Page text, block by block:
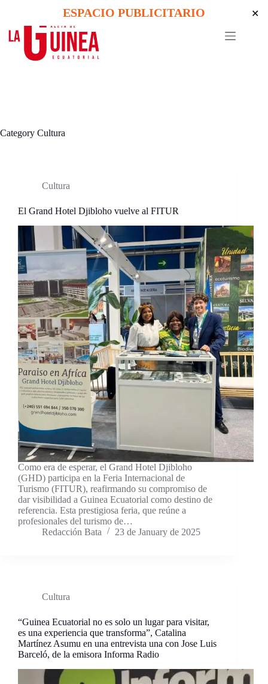
content
ESPACIO PUBLICITARIO ✕
Category Cultura
Cultura
El Grand Hotel Djibloho vuelve al FITUR
Como era de esperar, el Grand Hotel Djibloho
(GHD) participa en la Feria Internacional de
Turismo (FITUR), reafirmando su compromiso de
dar visibilidad a Guinea Ecuatorial como destino de
referencia. Esta prestigiosa feria, que reúne a
profesionales del turismo de…
Redacción Bata
23 de January de 2025
Cultura
“Guinea Ecuatorial no es solo un lugar para visitar,
es una experiencia que transforma”, Catalina
Martínez Asumu en una entrevista una con Jose Luis
Barceló, de la emisora Informa Radio